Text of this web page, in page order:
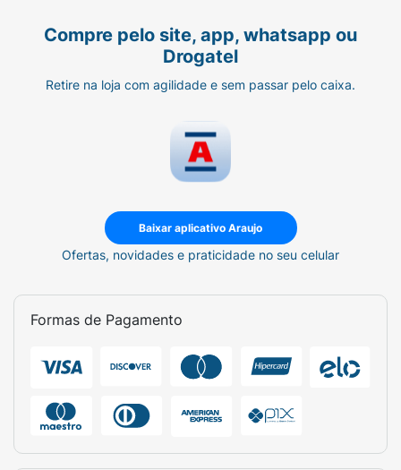
Compre pelo site, app, whatsapp ou
Drogatel
Retire na loja com agilidade e sem passar pelo caixa.
Baixar aplicativo Araujo
Ofertas, novidades e praticidade no seu celular
Formas de Pagamento